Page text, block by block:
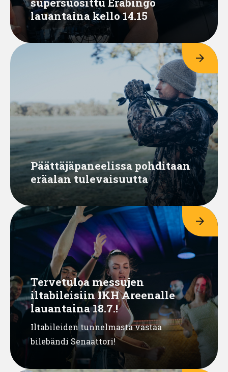
lauantaina kello 14.15
arrow_forward
Päättäjäpaneelissa pohditaan
eräalan tulevaisuutta
arrow_forward
Tervetuloa messujen
iltabileisiin IKH Areenalle
lauantaina 18.7.!
Iltabileiden tunnelmasta vastaa
bilebändi Senaattori!